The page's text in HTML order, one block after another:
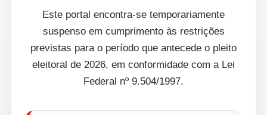
Este portal encontra-se temporariamente
suspenso em cumprimento às restrições
previstas para o período que antecede o pleito
eleitoral de 2026, em conformidade com a Lei
Federal nº 9.504/1997.